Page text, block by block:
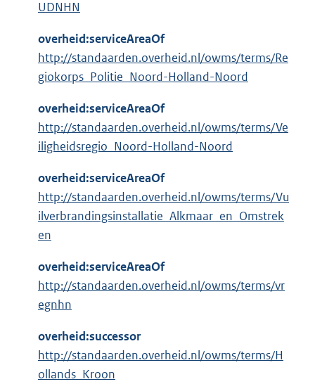
UDNHN
overheid:serviceAreaOf
http://standaarden.overheid.nl/owms/terms/Re
giokorps_Politie_Noord-Holland-Noord
overheid:serviceAreaOf
http://standaarden.overheid.nl/owms/terms/Ve
iligheidsregio_Noord-Holland-Noord
overheid:serviceAreaOf
http://standaarden.overheid.nl/owms/terms/Vu
ilverbrandingsinstallatie_Alkmaar_en_Omstrek
en
overheid:serviceAreaOf
http://standaarden.overheid.nl/owms/terms/vr
egnhn
overheid:successor
http://standaarden.overheid.nl/owms/terms/H
ollands_Kroon